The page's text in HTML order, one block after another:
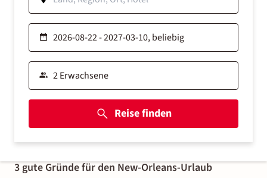
Reise finden
3 gute Gründe für den New-Orleans-Urlaub